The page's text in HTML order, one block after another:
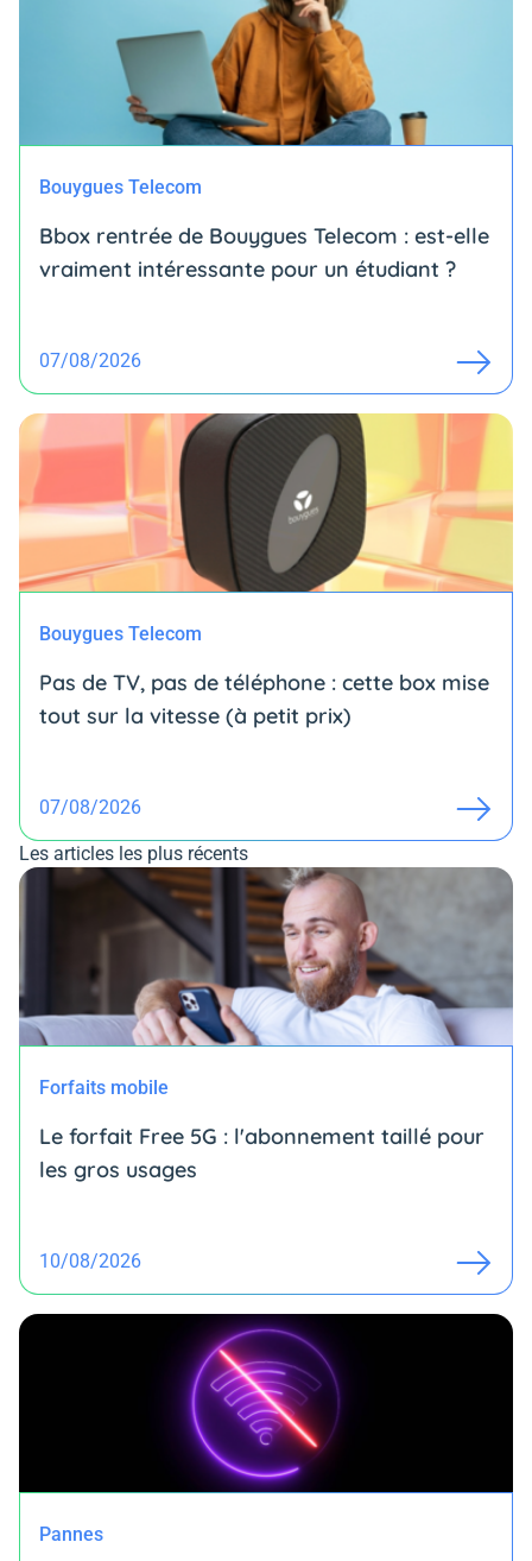
Bouygues Telecom
Bbox rentrée de Bouygues Telecom : est-elle
vraiment intéressante pour un étudiant ?
07/08/2026
Bouygues Telecom
Pas de TV, pas de téléphone : cette box mise
tout sur la vitesse (à petit prix)
07/08/2026
Les articles les plus récents
Forfaits mobile
Le forfait Free 5G : l'abonnement taillé pour
les gros usages
10/08/2026
Pannes